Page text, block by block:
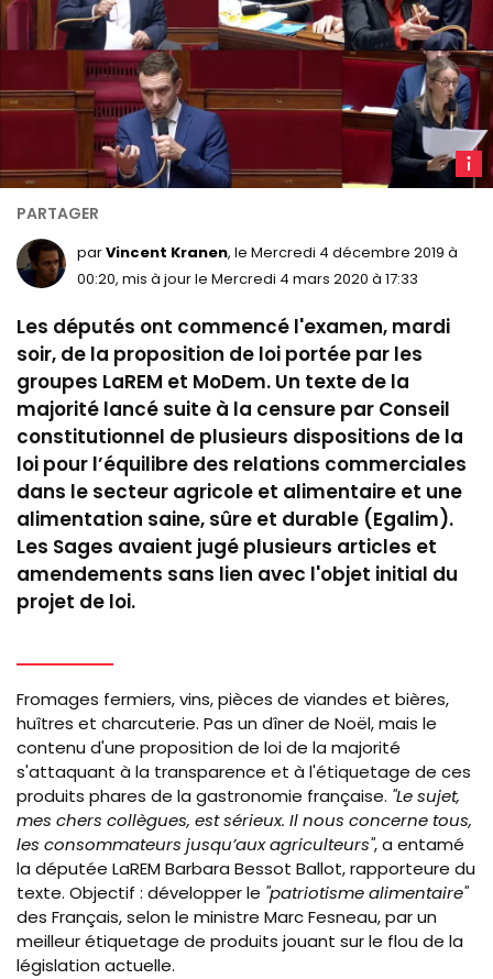
dans
parVincent Kranen, le Mercredi 4 décembre 2019 à
00:20, mis à jour le Mercredi 4 mars 2020 à 17:33
Les députés ont commencé l'examen, mardi
soir, de la proposition de loi portée par les
groupes LaREM et MoDem. Un texte de la
majorité lancé suite à la censure par Conseil
constitutionnel de plusieurs dispositions de la
loi pour l’équilibre des relations commerciales
dans le secteur agricole et alimentaire et une
alimentation saine, sûre et durable (Egalim).
Les Sages avaient jugé plusieurs articles et
amendements sans lien avec l'objet initial du
projet de loi.
Fromages fermiers, vins, pièces de viandes et bières,
huîtres et charcuterie. Pas un dîner de Noël, mais le
contenu d'une proposition de loide la majorité
s'attaquant à la transparence et à l'étiquetage de ces
produits phares de la gastronomie française. "Le sujet,
mes chers collègues, est sérieux. Il nous concerne tous,
les consommateurs jusqu’aux agriculteurs", a entamé
la députée LaREM Barbara Bessot Ballot, rapporteure du
texte. Objectif : développer le "patriotisme alimentaire"
des Français, selon le ministre Marc Fesneau, par un
meilleur étiquetage de produits jouant sur le flou de la
législation actuelle.